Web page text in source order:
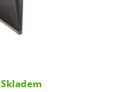
Skladem